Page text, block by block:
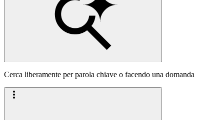
Cerca liberamente per parola chiave o facendo una domanda